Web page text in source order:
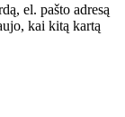
el. pašto adresą
kai kitą kartą